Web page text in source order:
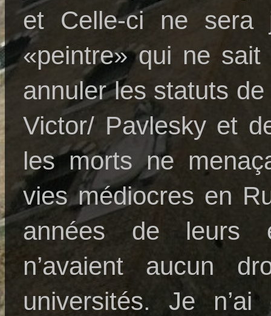
et Celle-ci ne sera
«peintre» qui ne
annuler les statuts
Victor/ Pavlesky et
les morts ne
vies médiocres en
années de leurs
n’avaient aucun
universités. Je n’ai